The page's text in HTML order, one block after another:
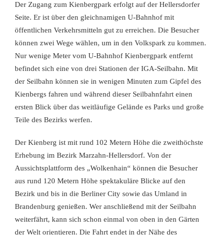
Der Zugang zum Kienbergpark erfolgt auf der Hellersdorfer
Seite. Er ist über den gleichnamigen U-Bahnhof mit
öffentlichen Verkehrsmitteln gut zu erreichen. Die Besucher
können zwei Wege wählen, um in den Volkspark zu kommen.
Nur wenige Meter vom U-Bahnhof Kienbergpark entfernt
befindet sich eine von drei Stationen der IGA-Seilbahn. Mit
der Seilbahn können sie in wenigen Minuten zum Gipfel des
Kienbergs fahren und während dieser Seilbahnfahrt einen
ersten Blick über das weitläufige Gelände es Parks und große
Teile des Bezirks werfen.
Der Kienberg ist mit rund 102 Metern Höhe die zweithöchste
Erhebung im Bezirk Marzahn-Hellersdorf. Von der
Aussichtsplattform des „Wolkenhain“ können die Besucher
aus rund 120 Metern Höhe spektakuläre Blicke auf den
Bezirk und bis in die Berliner City sowie das Umland in
Brandenburg genießen. Wer anschließend mit der Seilbahn
weiterfährt, kann sich schon einmal von oben in den Gärten
der Welt orientieren. Die Fahrt endet in der Nähe des